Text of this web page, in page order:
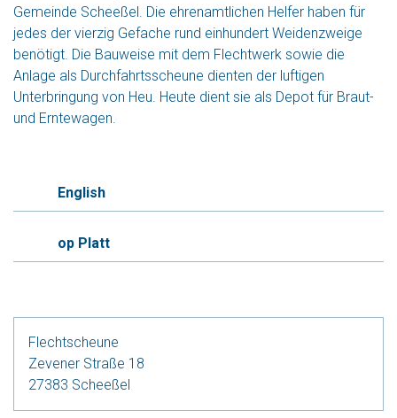
Gemeinde Scheeßel. Die ehrenamtlichen Helfer haben für
jedes der vierzig Gefache rund einhundert Weidenzweige
benötigt. Die Bauweise mit dem Flechtwerk sowie die
Anlage als Durchfahrtsscheune dienten der luftigen
Unterbringung von Heu. Heute dient sie als Depot für Braut-
und Erntewagen.
English
op Platt
Flechtscheune
Zevener Straße 18
27383 Scheeßel